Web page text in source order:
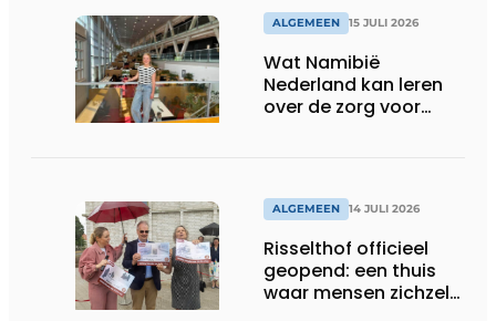
ALGEMEEN 15 JULI 2026
Wat Namibië
Nederland kan leren
over de zorg voor
ALGEMEEN 14 JULI 2026
Risselthof officieel
geopend: een thuis
waar mensen zichzelf